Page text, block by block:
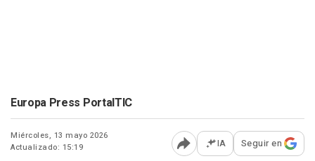
Europa Press PortalTIC
Miércoles, 13 mayo 2026
Actualizado: 15:19
Abrir opciones para
IA Seguir en